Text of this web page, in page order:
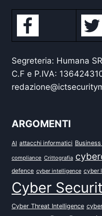
Segreteria: Humana
C.F e P.IVA:
ARGOMENTI
AI attacchi informatici
compliance Crittografia
defence cyber intelligence cyber
Cyber
Cyber Threat Intelligence